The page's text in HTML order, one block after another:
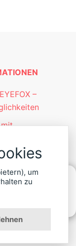
–
mit
um
zu